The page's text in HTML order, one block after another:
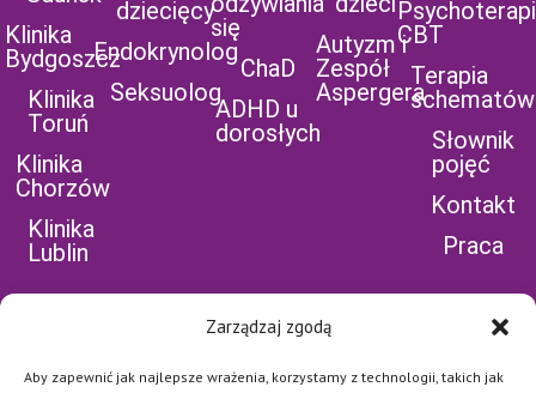
Zarządzaj zgodą
Aby zapewnić jak najlepsze wrażenia, korzystamy z technologii, takich jak
Klinika
Bydgoszcz
Klinika
Toruń
Klinika
Chorzów
Klinika
Lublin
dziecięcy
Endokrynolog
Seksuolog
się
ChaD
ADHD u
dorosłych
Autyzm i
Zespół
Aspergera
CBT
Terapia
schematów
Słownik
pojęć
Kontakt
Praca